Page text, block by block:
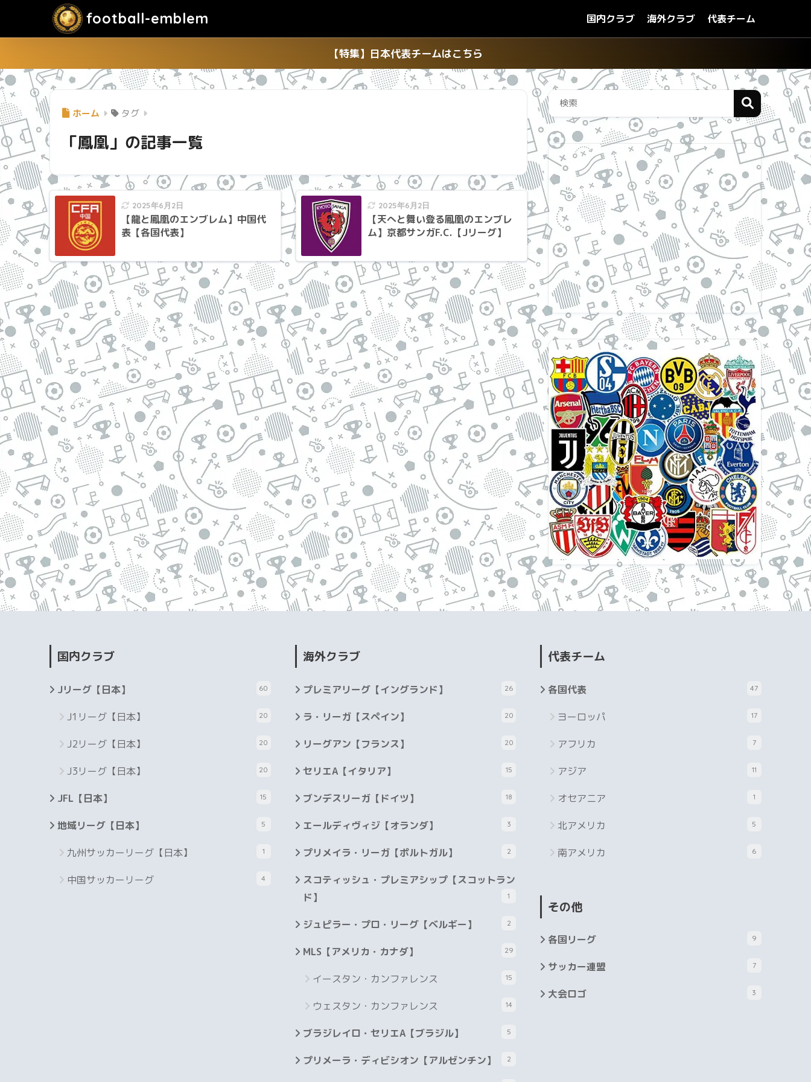
football-emblem 国内クラブ 海外クラブ 代表チーム
【特集】日本代表チームはこちら
ホーム タグ
「鳳凰」の記事一覧
2025年6月2日
【龍と鳳凰のエンブレム】中国代
表【各国代表】
2025年6月2日
【天へと舞い登る鳳凰のエンブレ
ム】京都サンガF.C.【Jリーグ】
国内クラブ
Jリーグ【日本】 60
J1リーグ【日本】 20
J2リーグ【日本】 20
J3リーグ【日本】 20
JFL【日本】 15
地域リーグ【日本】 5
九州サッカーリーグ【日本】 1
中国サッカーリーグ 4
海外クラブ
プレミアリーグ【イングランド】 26
ラ・リーガ【スペイン】 20
リーグアン【フランス】 20
セリエA【イタリア】 15
ブンデスリーガ【ドイツ】 18
エールディヴィジ【オランダ】 3
プリメイラ・リーガ【ポルトガル】 2
スコティッシュ・プレミアシップ【スコットラン
ド】
1
ジュピラー・プロ・リーグ【ベルギー】 2
MLS【アメリカ・カナダ】 29
イースタン・カンファレンス 15
ウェスタン・カンファレンス 14
ブラジレイロ・セリエA【ブラジル】 5
プリメーラ・ディビシオン【アルゼンチン】 2
代表チーム
各国代表 47
ヨーロッパ 17
アフリカ 7
アジア 11
オセアニア 1
北アメリカ 5
南アメリカ 6
その他
各国リーグ 9
サッカー連盟 7
大会ロゴ 3